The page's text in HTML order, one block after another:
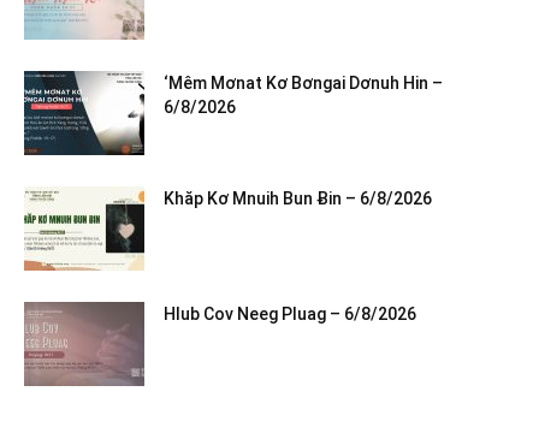
‘Mêm Mơnat Kơ Bơngai Dơnuh Hin –
6/8/2026
Khăp Kơ Mnuih Bun Ƀin – 6/8/2026
Hlub Cov Neeg Pluag – 6/8/2026